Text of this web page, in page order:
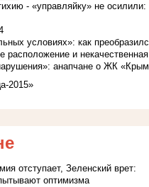
- «управляйку» не осилили:
условиях»: как
расположение и
анапчане о ЖК
2015»
отступает, Зеленский врет:
оптимизма